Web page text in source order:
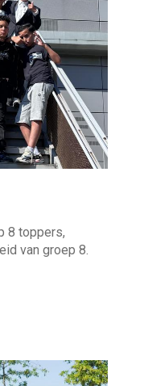
8 toppers,
van groep 8.